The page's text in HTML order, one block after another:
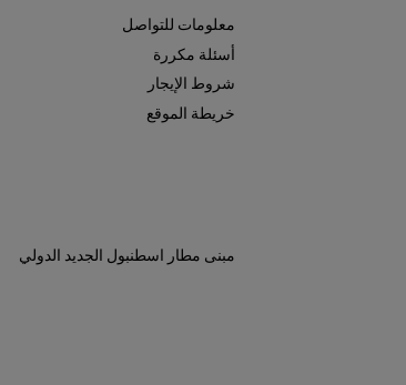
معلومات للتواصل
أسئلة مكررة
شروط الإيجار
خريطة الموقع
مبنى مطار اسطنبول الجديد الدولي